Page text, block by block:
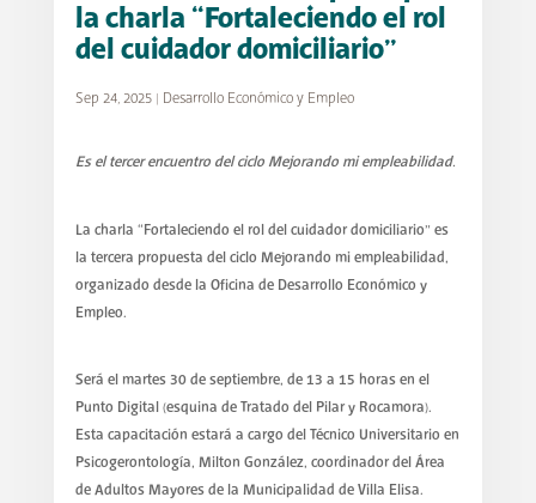
la charla “Fortaleciendo el rol
del cuidador domiciliario”
Sep 24, 2025| Desarrollo Económico y Empleo
Es el tercer encuentro del ciclo Mejorando mi empleabilidad.
La charla “Fortaleciendo el rol del cuidador domiciliario” es
la tercera propuesta del ciclo Mejorando mi empleabilidad,
organizado desde la Oficina de Desarrollo Económico y
Empleo.
Será el martes 30 de septiembre, de 13 a 15 horas en el
Punto Digital (esquina de Tratado del Pilar y Rocamora).
Esta capacitación estará a cargo del Técnico Universitario en
Psicogerontología, Milton González, coordinador del Área
de Adultos Mayores de la Municipalidad de Villa Elisa.